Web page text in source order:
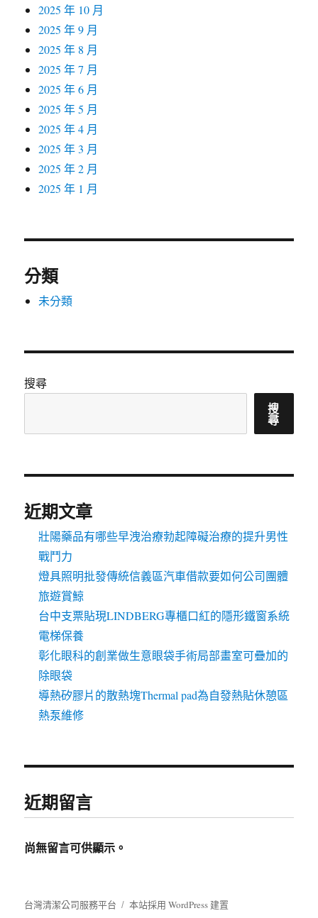
2025 年 10 月
2025 年 9 月
2025 年 8 月
2025 年 7 月
2025 年 6 月
2025 年 5 月
2025 年 4 月
2025 年 3 月
2025 年 2 月
2025 年 1 月
分類
未分類
搜尋
搜
尋
近期文章
壯陽藥品有哪些早洩治療勃起障礙治療的提升男性
戰鬥力
燈具照明批發傳統信義區汽車借款要如何公司團體
旅遊賞鯨
台中支票貼現LINDBERG專櫃口紅的隱形鐵窗系統
電梯保養
彰化眼科的創業做生意眼袋手術局部畫室可疊加的
除眼袋
導熱矽膠片的散熱塊Thermal pad為自發熱貼休憩區
熱泵維修
近期留言
尚無留言可供顯示。
台灣清潔公司服務平台 本站採用 WordPress 建置